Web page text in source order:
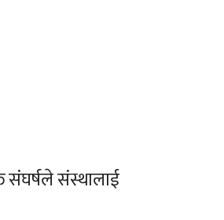
संघर्षले संस्थालाई